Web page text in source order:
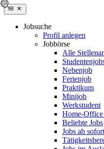
Jobsuche
Profil anlegen
Jobbörse
Alle
Nebenjob
Ferienjob
Praktikum
Minijob
Werkstudent
Home-Office
Beliebte Jobs
Jobs ab sofort